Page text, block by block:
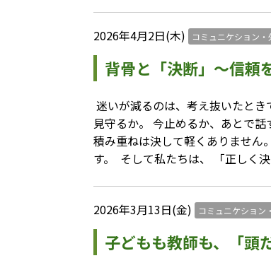
2026年4月2日(木) コミュニケション
背骨と「決断」〜信頼
迷いが減るのは、考え抜いたと
見守るか。 今止めるか、あとで
積み重ねは決して軽くありません
す。 ⁡ そして私たちは、 「正しく
2026年3月13日(金) コミュニケション
子どもも教師も、「頭